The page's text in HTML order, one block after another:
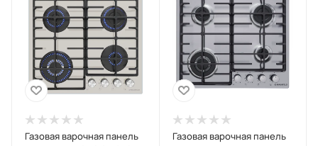
Газовая варочная панель
Газовая варочная панель